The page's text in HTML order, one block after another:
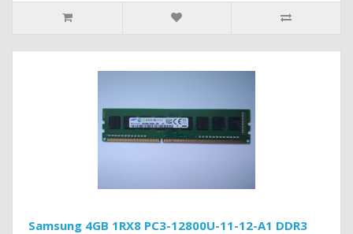
Samsung 4GB 1RX8 PC3-12800U-11-12-A1 DDR3